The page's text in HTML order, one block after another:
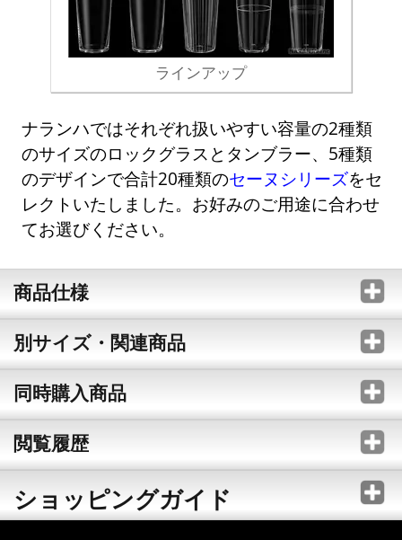
ラインアップ
ナランハではそれぞれ扱いやすい容量の2種類
のサイズのロックグラスとタンブラー、5種類
のデザインで合計20種類のセーヌシリーズをセ
レクトいたしました。お好みのご用途に合わせ
てお選びください。
商品仕様
別サイズ・関連商品
同時購入商品
閲覧履歴
ショッピングガイド